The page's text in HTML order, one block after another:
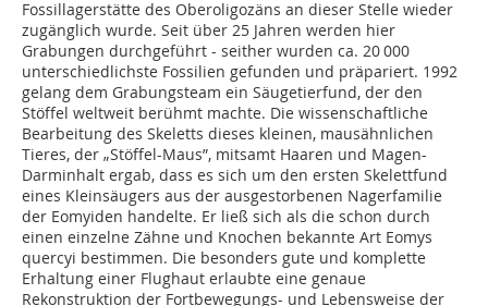
Fossillagerstätte des Oberoligozäns an dieser Stelle wieder
zugänglich wurde. Seit über 25 Jahren werden hier
Grabungen durchgeführt - seither wurden ca. 20 000
unterschiedlichste Fossilien gefunden und präpariert. 1992
gelang dem Grabungsteam ein Säugetierfund, der den
Stöffel weltweit berühmt machte. Die wissenschaftliche
Bearbeitung des Skeletts dieses kleinen, mausähnlichen
Tieres, der „Stöffel-Maus”, mitsamt Haaren und Magen-
Darminhalt ergab, dass es sich um den ersten Skelettfund
eines Kleinsäugers aus der ausgestorbenen Nagerfamilie
der Eomyiden handelte. Er ließ sich als die schon durch
einen einzelne Zähne und Knochen bekannte Art Eomys
quercyi bestimmen. Die besonders gute und komplette
Erhaltung einer Flughaut erlaubte eine genaue
Rekonstruktion der Fortbewegungs- und Lebensweise der